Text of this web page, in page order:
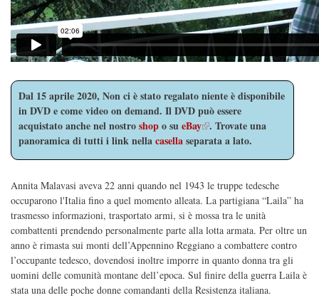
Dal 15 aprile 2020, Non ci è stato regalato niente è disponibile
in DVD e come video on demand. Il DVD può essere
acquistato anche nel nostroshopo sueBay
(link is external)
. Trovate una
panoramica di tutti i link nellacasellaseparata a lato.
Annita Malavasi aveva 22 anni quando nel 1943 le truppe tedesche
occuparono l'Italia fino a quel momento alleata. La partigiana “Laila” ha
trasmesso informazioni, trasportato armi, si è mossa tra le unità
combattenti prendendo personalmente parte alla lotta armata. Per oltre un
anno è rimasta sui monti dell’Appennino Reggiano a combattere contro
l’occupante tedesco, dovendosi inoltre imporre in quanto donna tra gli
uomini delle comunità montane dell’epoca. Sul finire della guerra Laila è
stata una delle poche donne comandanti della Resistenza italiana.